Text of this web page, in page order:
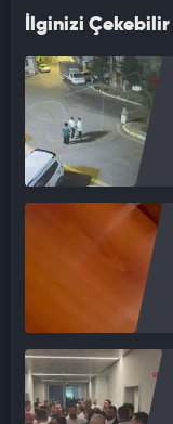
İlginizi Çekebilir